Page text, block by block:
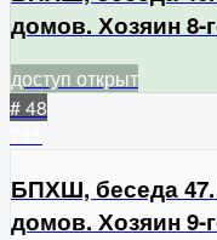
домов. Хозяин 8-
доступ открыт
# 48
БПХШ, беседа
домов. Хозяин 9-